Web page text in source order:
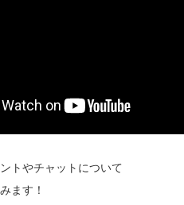
トやチャットについて
ます！